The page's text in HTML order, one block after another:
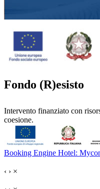
Fondo (R)esisto
Intervento finanziato con
coesione.
Booking Engine Hotel:
‹ › ×